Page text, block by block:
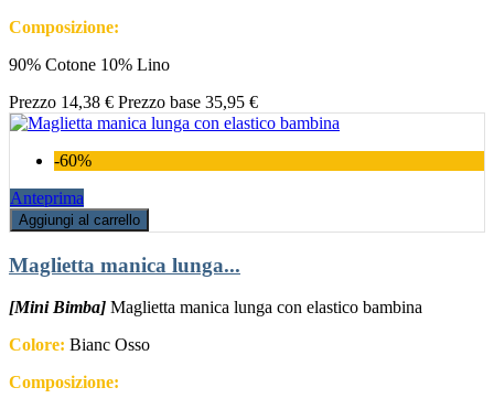
Composizione:
90% Cotone 10% Lino
Prezzo 14,38 € Prezzo base 35,95 €
-60%
Anteprima
Aggiungi al carrello
Maglietta manica lunga...
[Mini Bimba] Maglietta manica lunga con elastico bambina
Colore: Bianc Osso
Composizione: